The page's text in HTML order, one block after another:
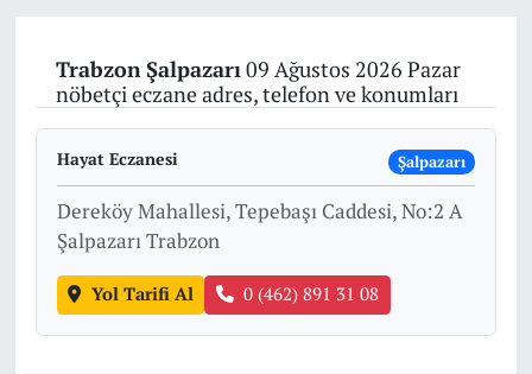
TrabzonŞalpazarı09 Ağustos 2026 Pazar
nöbetçi eczane adres, telefon ve konumları
Hayat Eczanesi Şalpazarı
Dereköy Mahallesi, Tepebaşı Caddesi, No:2 A
Şalpazarı Trabzon
Yol Tarifi Al 0 (462) 891 31 08